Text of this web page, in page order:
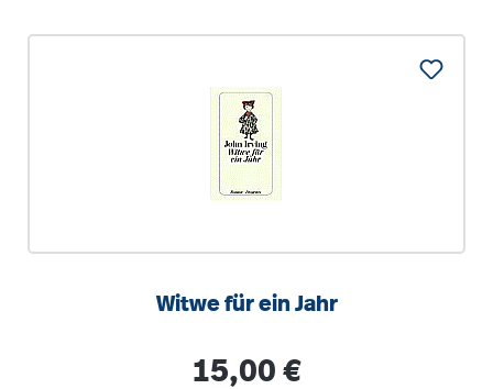
Witwe für ein Jahr
Regulärer Preis:
15,00 €